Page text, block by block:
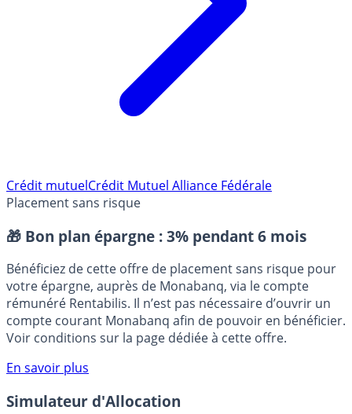
Crédit mutuelCrédit Mutuel Alliance Fédérale
Placement sans risque
🎁 Bon plan épargne : 3% pendant 6 mois
Bénéficiez de cette offre de placement sans risque pour
votre épargne, auprès de Monabanq, via le compte
rémunéré Rentabilis. Il n’est pas nécessaire d’ouvrir un
compte courant Monabanq afin de pouvoir en bénéficier.
Voir conditions sur la page dédiée à cette offre.
En savoir plus
Simulateur d'Allocation